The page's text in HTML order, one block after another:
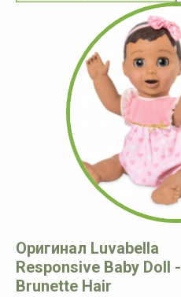
Оригинал Luvabella
Responsive Baby Doll -
Brunette Hair